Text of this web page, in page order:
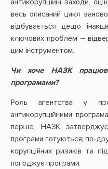
весь описаний цикл
відбувається дещо
ключових проблем –
цим інструментом.
Чи хоче НАЗК
програмами?
Роль агентства у
антикорупційними
перше, НАЗК
програми готуються; по-
корупційних ризиків та
погоджує програми.